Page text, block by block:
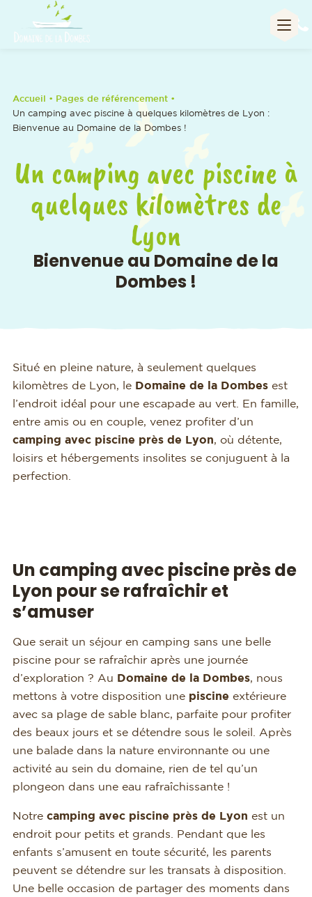
Accueil
• Pages de référencement •
Un camping avec piscine à quelques kilomètres de Lyon :
Bienvenue au Domaine de la Dombes !
Un camping avec piscine à
quelques kilomètres de
Lyon
Bienvenue au Domaine de la
Dombes !
Situé en pleine nature, à seulement quelques
kilomètres de Lyon, le Domaine de la Dombesest
l’endroit idéal pour une escapade au vert. En famille,
entre amis ou en couple, venez profiter d’un
camping avec piscine près de Lyon, où détente,
loisirs et hébergements insolites se conjuguent à la
perfection.
Un camping avec piscine près de
Lyon pour se rafraîchir et
s’amuser
Que serait un séjour en camping sans une belle
piscine pour se rafraîchir après une journée
d’exploration ? Au Domaine de la Dombes, nous
mettons à votre disposition une piscine extérieure
avec sa plage de sable blanc, parfaite pour profiter
des beaux jours et se détendre sous le soleil. Après
une balade dans la nature environnante ou une
activité au sein du domaine, rien de tel qu’un
plongeon dans une eau rafraîchissante !
Notre camping avec piscine près de Lyon est un
endroit pour petits et grands. Pendant que les
enfants s’amusent en toute sécurité, les parents
peuvent se détendre sur les transats à disposition.
Une belle occasion de partager des moments dans